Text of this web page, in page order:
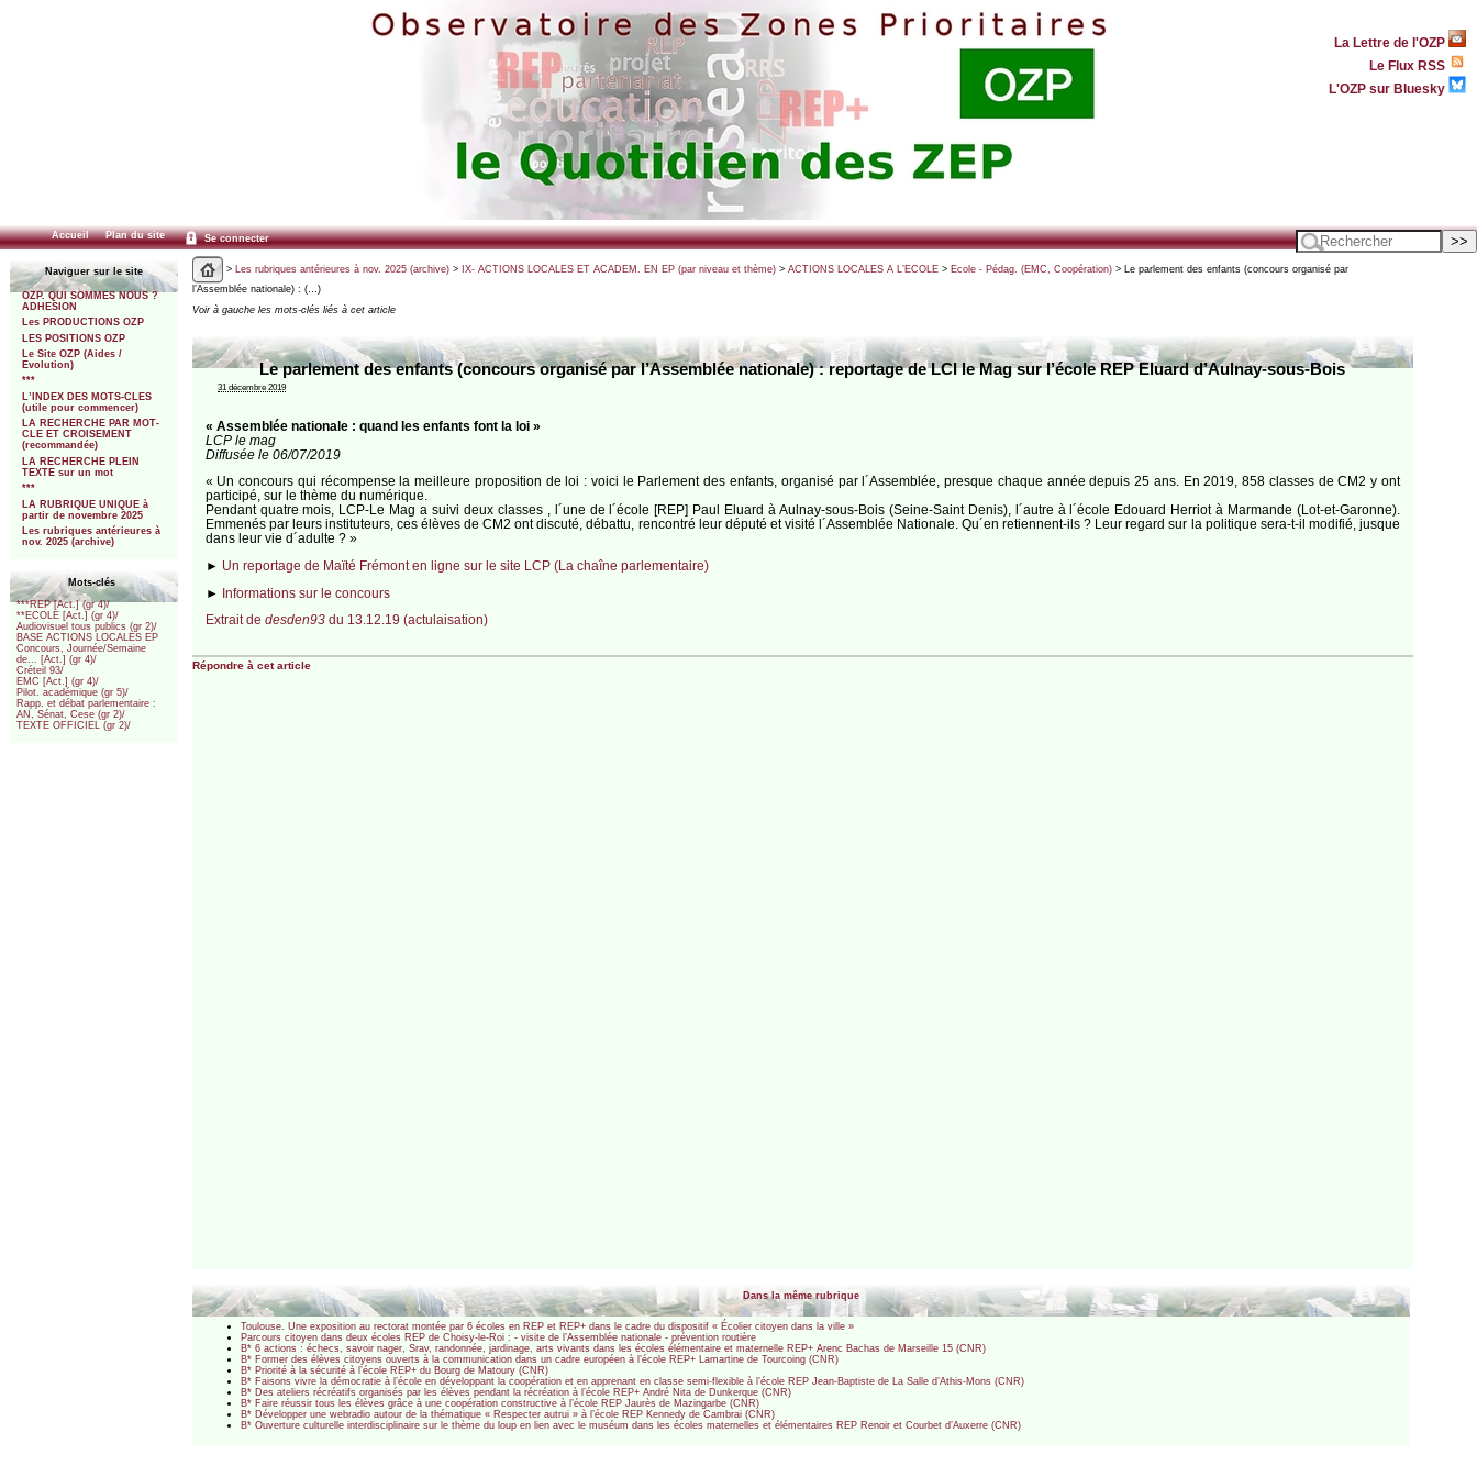
La Lettre de l'OZP
Le Flux RSS
L'OZP sur Bluesky
Accueil Plan du site Se connecter
Naviguer sur le site
OZP. QUI SOMMES NOUS ?
ADHESION
Les PRODUCTIONS OZP
LES POSITIONS OZP
Le Site OZP (Aides /
Evolution)
***
L’INDEX DES MOTS-CLES
(utile pour commencer)
LA RECHERCHE PAR MOT-
CLE ET CROISEMENT
(recommandée)
LA RECHERCHE PLEIN
TEXTE sur un mot
***
LA RUBRIQUE UNIQUE à
partir de novembre 2025
Les rubriques antérieures à
nov. 2025 (archive)
Mots-clés
***REP [Act.] (gr 4)/
**ECOLE [Act.] (gr 4)/
Audiovisuel tous publics (gr 2)/
BASE ACTIONS LOCALES EP
Concours, Journée/Semaine
de... [Act.] (gr 4)/
Créteil 93/
EMC [Act.] (gr 4)/
Pilot. académique (gr 5)/
Rapp. et débat parlementaire :
AN, Sénat, Cese (gr 2)/
TEXTE OFFICIEL (gr 2)/
> Les rubriques antérieures à nov. 2025 (archive)> IX- ACTIONS LOCALES ET ACADEM. EN EP (par niveau et thème)> ACTIONS LOCALES A L’ECOLE> Ecole - Pédag. (EMC, Coopération)> Le parlement des enfants (concours organisé par
l’Assemblée nationale) : (…)
Voir à gauche les mots-clés liés à cet article
Le parlement des enfants (concours organisé par l’Assemblée nationale) : reportage de LCI le Mag sur l’école REP Eluard d’Aulnay-sous-Bois
31 décembre 2019
« Assemblée nationale : quand les enfants font la loi »
LCP le mag
Diffusée le 06/07/2019
« Un concours qui récompense la meilleure proposition de loi : voici le Parlement des enfants, organisé par l´Assemblée, presque chaque année depuis 25 ans. En 2019, 858 classes de CM2 y ont
participé, sur le thème du numérique.
Pendant quatre mois, LCP-Le Mag a suivi deux classes , l´une de l´école [REP] Paul Eluard à Aulnay-sous-Bois (Seine-Saint Denis), l´autre à l´école Edouard Herriot à Marmande (Lot-et-Garonne).
Emmenés par leurs instituteurs, ces élèves de CM2 ont discuté, débattu, rencontré leur député et visité l´Assemblée Nationale. Qu´en retiennent-ils ? Leur regard sur la politique sera-t-il modifié, jusque
dans leur vie d´adulte ? »
► Un reportage de Maïté Frémont en ligne sur le site LCP (La chaîne parlementaire)
► Informations sur le concours
Extrait de desden93du 13.12.19 (actulaisation)
Répondre à cet article
Dans la même rubrique
Toulouse. Une exposition au rectorat montée par 6 écoles en REP et REP+ dans le cadre du dispositif « Écolier citoyen dans la ville »
Parcours citoyen dans deux écoles REP de Choisy-le-Roi : - visite de l’Assemblée nationale - prévention routière
B* 6 actions : échecs, savoir nager, Srav, randonnée, jardinage, arts vivants dans les écoles élémentaire et maternelle REP+ Arenc Bachas de Marseille 15 (CNR)
B* Former des élèves citoyens ouverts à la communication dans un cadre européen à l’école REP+ Lamartine de Tourcoing (CNR)
B* Priorité à la sécurité à l’école REP+ du Bourg de Matoury (CNR)
B* Faisons vivre la démocratie à l’école en développant la coopération et en apprenant en classe semi-flexible à l’école REP Jean-Baptiste de La Salle d’Athis-Mons (CNR)
B* Des ateliers récréatifs organisés par les élèves pendant la récréation à l’école REP+ André Nita de Dunkerque (CNR)
B* Faire réussir tous les élèves grâce à une coopération constructive à l’école REP Jaurès de Mazingarbe (CNR)
B* Développer une webradio autour de la thématique « Respecter autrui » à l’école REP Kennedy de Cambrai (CNR)
B* Ouverture culturelle interdisciplinaire sur le thème du loup en lien avec le muséum dans les écoles maternelles et élémentaires REP Renoir et Courbet d’Auxerre (CNR)